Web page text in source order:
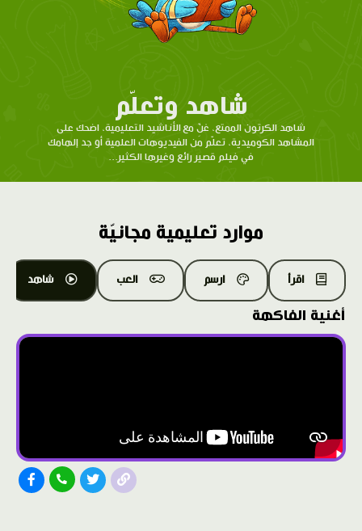
شاهد وتعلّم
شاهد الكرتون الممتع، غنِّ مع الأناشيد التعليمية، اضحك على
المشاهد الكوميدية، تعلّم من الفيديوهات العلمية أو جد إلهامك
في فيلم قصير رائع وغيرها الكثير...
موارد تعليمية مجانيّة
اقرأ ارسم العب شاهد
أغنية الفاكهة